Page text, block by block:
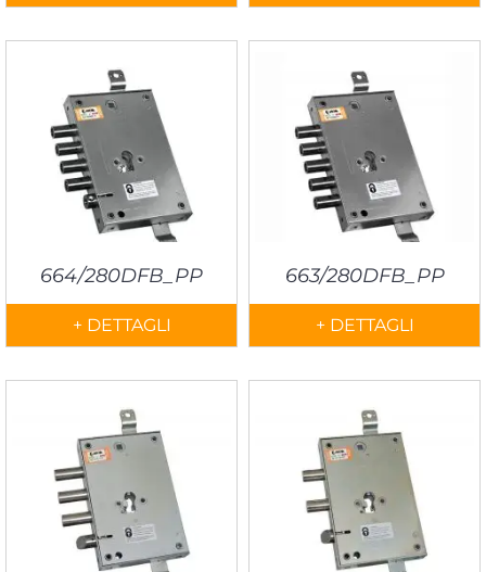
664/280DFB_PP
+ DETTAGLI
663/280DFB_PP
+ DETTAGLI